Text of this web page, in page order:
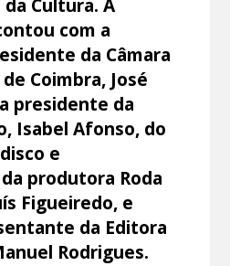
Cultura. A
com a
da Câmara
Coimbra, José
presidente da
Isabel Afonso, do
e
produtora Roda
Figueiredo, e
da Editora
Rodrigues.